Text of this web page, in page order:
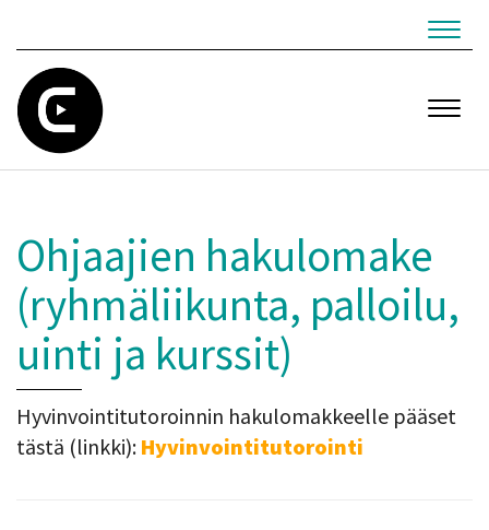
Ohjaajien hakulomake
​​​​​​​(ryhmäliikunta, palloilu,
uinti ja kurssit)
Hyvinvointitutoroinnin hakulomakkeelle pääset
tästä (linkki): Hyvinvointitutorointi